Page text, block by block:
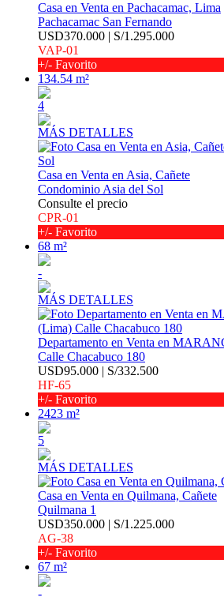
Casa en Venta en Pachacamac, Lima
Pachacamac San Fernando
USD370.000 | S/1.295.000
VAP-01
+/- Favorito
134.54 m²
4
MÁS DETALLES
Casa en Venta en Asia, Cañete
Condominio Asia del Sol
Consulte el precio
CPR-01
+/- Favorito
68 m²
-
MÁS DETALLES
Departamento en Venta en
Calle Chacabuco 180
USD95.000 | S/332.500
HF-65
+/- Favorito
2423 m²
5
MÁS DETALLES
Casa en Venta en Quilmana, Cañete
Quilmana 1
USD350.000 | S/1.225.000
AG-38
+/- Favorito
67 m²
-